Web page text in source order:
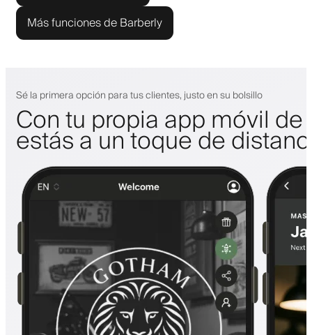
Más funciones de Barberly
Sé la primera opción para tus clientes, justo en su bolsillo
Con tu propia app móvil
estás a un toque de